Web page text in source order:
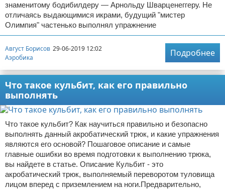
знаменитому бодибилдеру — Арнольду Шварценеггеру. Не
отличаясь выдающимися икрами, будущий "мистер
Олимпия" частенько выполнял упражнение
Август Борисов 29-06-2019 12:02
Аэробика
Подробнее
Что такое кульбит, как его правильно
выполнять
Что такое кульбит? Как научиться правильно и безопасно
выполнять данный акробатический трюк, и какие упражнения
являются его основой? Пошаговое описание и самые
главные ошибки во время подготовки к выполнению трюка,
вы найдете в статье. Описание Кульбит - это
акробатический трюк, выполняемый переворотом туловища
лицом вперед с приземлением на ноги.Предварительно,